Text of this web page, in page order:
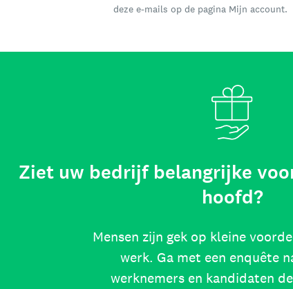
deze e-mails op de pagina Mijn account.
Ziet uw bedrijf belangrijke
hoofd?
Mensen zijn gek op kleine
werk. Ga met een enquête
werknemers en kandidaten